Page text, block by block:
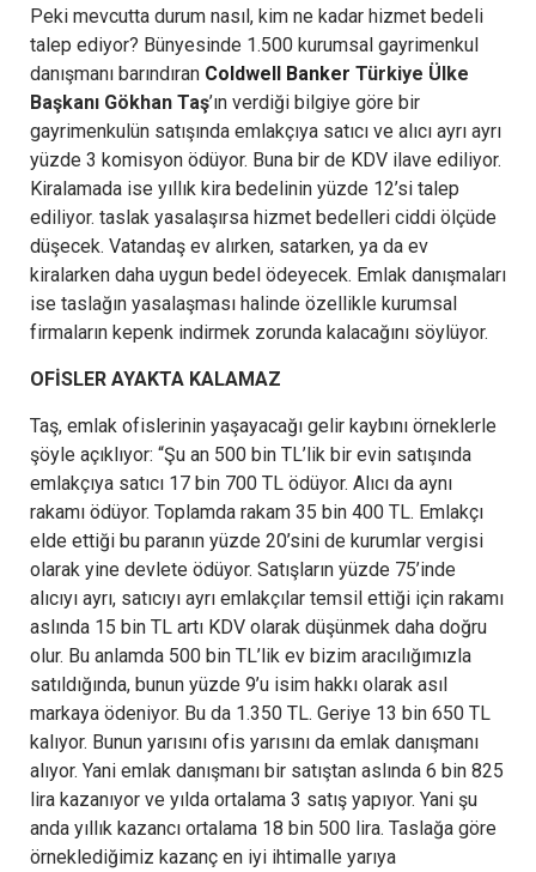
Peki mevcutta durum nasıl, kim ne kadar hizmet bedeli
talep ediyor? Bünyesinde 1.500 kurumsal gayrimenkul
danışmanı barındıran Coldwell Banker Türkiye Ülke
Başkanı Gökhan Taş’ın verdiği bilgiye göre bir
gayrimenkulün satışında emlakçıya satıcı ve alıcı ayrı ayrı
yüzde 3 komisyon ödüyor. Buna bir de KDV ilave ediliyor.
Kiralamada ise yıllık kira bedelinin yüzde 12’si talep
ediliyor. taslak yasalaşırsa hizmet bedelleri ciddi ölçüde
düşecek. Vatandaş ev alırken, satarken, ya da ev
kiralarken daha uygun bedel ödeyecek. Emlak danışmaları
ise taslağın yasalaşması halinde özellikle kurumsal
firmaların kepenk indirmek zorunda kalacağını söylüyor.
OFİSLER AYAKTA KALAMAZ
Taş, emlak ofislerinin yaşayacağı gelir kaybını örneklerle
şöyle açıklıyor: “Şu an 500 bin TL’lik bir evin satışında
emlakçıya satıcı 17 bin 700 TL ödüyor. Alıcı da aynı
rakamı ödüyor. Toplamda rakam 35 bin 400 TL. Emlakçı
elde ettiği bu paranın yüzde 20’sini de kurumlar vergisi
olarak yine devlete ödüyor. Satışların yüzde 75’inde
alıcıyı ayrı, satıcıyı ayrı emlakçılar temsil ettiği için rakamı
aslında 15 bin TL artı KDV olarak düşünmek daha doğru
olur. Bu anlamda 500 bin TL’lik ev bizim aracılığımızla
satıldığında, bunun yüzde 9’u isim hakkı olarak asıl
markaya ödeniyor. Bu da 1.350 TL. Geriye 13 bin 650 TL
kalıyor. Bunun yarısını ofis yarısını da emlak danışmanı
alıyor. Yani emlak danışmanı bir satıştan aslında 6 bin 825
lira kazanıyor ve yılda ortalama 3 satış yapıyor. Yani şu
anda yıllık kazancı ortalama 18 bin 500 lira. Taslağa göre
örneklediğimiz kazanç en iyi ihtimalle yarıya